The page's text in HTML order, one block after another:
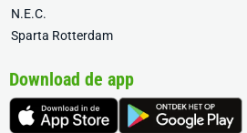
N.E.C.
Sparta Rotterdam
Download de app